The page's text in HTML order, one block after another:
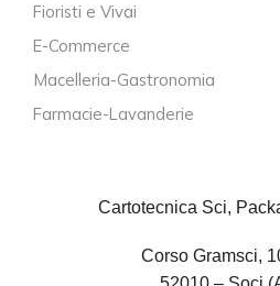
Fioristi e Vivai
E-Commerce
Macelleria-Gastronomia
Farmacie-Lavanderie
Cartotecnica Sci,
Corso Gramsci,